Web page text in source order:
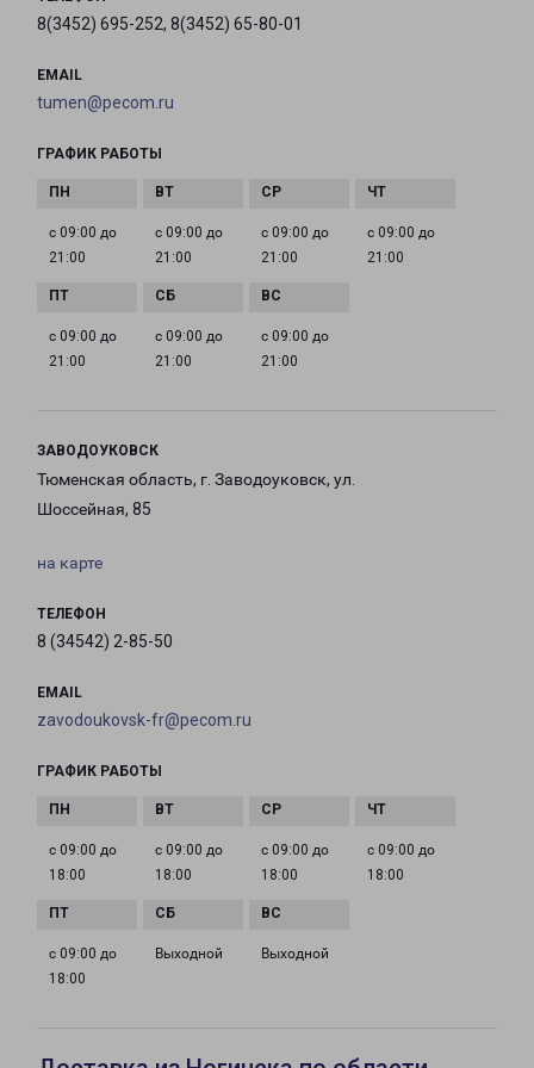
8(3452) 695-252, 8(3452) 65-80-01
EMAIL
tumen@pecom.ru
ГРАФИК РАБОТЫ
с 09:00 до
21:00
с 09:00 до
21:00
с 09:00 до
21:00
с 09:00 до
21:00
с 09:00 до
21:00
с 09:00 до
21:00
с 09:00 до
21:00
ЗАВОДОУКОВСК
Тюменская область, г. Заводоуковск, ул.
Шоссейная, 85
на карте
ТЕЛЕФОН
8 (34542) 2-85-50
EMAIL
zavodoukovsk-fr@pecom.ru
ГРАФИК РАБОТЫ
с 09:00 до
18:00
с 09:00 до
18:00
с 09:00 до
18:00
с 09:00 до
18:00
с 09:00 до
18:00
Выходной Выходной